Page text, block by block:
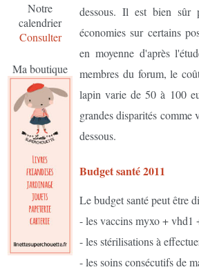
Notre
calendrier
Consulter
Ma boutique
dessous. Il est bien sûr
économies sur certains
en moyenne d'après
membres du forum, le
lapin varie de 50 à 100
grandes disparités
dessous.
Budget santé 2011
Le budget santé peut être
- les vaccins myxo + vhd1
- les stérilisations à
- les soins consécutifs de